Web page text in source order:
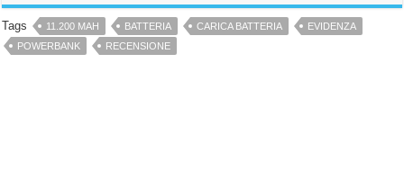
Tags 11.200 MAH BATTERIA CARICA BATTERIA
EVIDENZA
POWERBANK
RECENSIONE